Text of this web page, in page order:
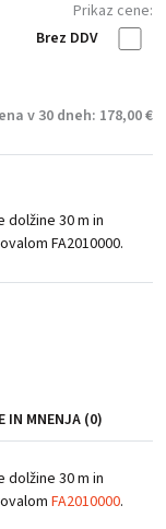
Prikaz cene:
Brez DDV
v 30 dneh: 178,00 €
30 m in
FA2010000.
IN MNENJA (0)
30 m in
FA2010000.